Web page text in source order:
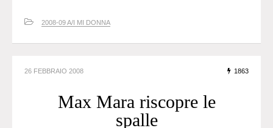
2008-09 A/I MI DONNA
26 FEBBRAIO 2008 1863
Max Mara riscopre le
spalle